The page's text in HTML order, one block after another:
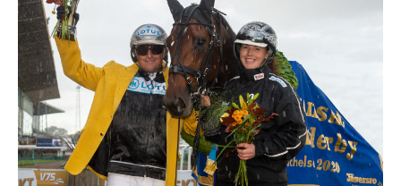
Tävling
Tävlingsserier
Träning och provlopp
Aktiva
Månadens hästägare 2026
Månadens B-tränare 2026
Euro Classic Trot
Andelshästar